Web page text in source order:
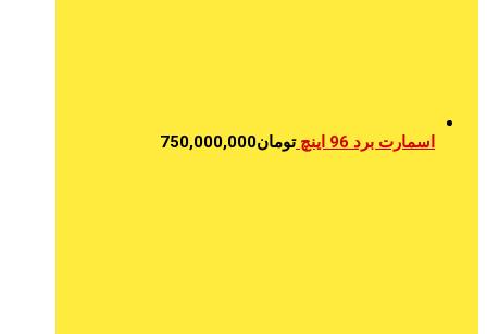
اسمارت برد 96 اینچ تومان750,000,000